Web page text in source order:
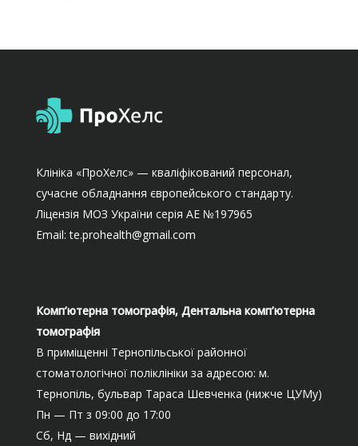
Клініка «ПроХелс» — кваліфікований персонал,
сучасне обладнання європейського стандарту.
Ліцензія МОЗ України серія АЕ №197965
Email: te.prohealth@gmail.com
Комп’ютерна томографія, Дентальна комп’ютерна
томографія
В приміщенні Тернопільської районної
стоматологічної поліклініки за адресою: м.
Тернопіль, бульвар Тараса Шевченка (нижче ЦУМу)
Пн — Пт з 09:00 до 17:00
Сб, Нд — вихідний